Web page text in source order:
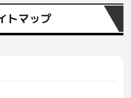
トマップ